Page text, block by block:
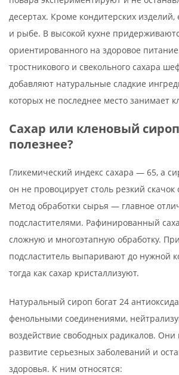
десертах. Кроме кондитерских изделий,
и рыбе. В высокой кухне
ориентированного на здоровое
тростникового и свекольного сахара
добавляют натуральные сладкие
которых не последнее место занимает
Сахар или кленовый
полезнее?
Гликемический индекс сахара — 65, а
он не провоцирует столь резкий скачок
Метод обработки сырья — главное
подсластителями. Рафинированный
сложную и многоэтапную обработку.
подсластитель выпаривают до нужной
тогда как сахар кристаллизуют.
Натуральный сироп богат 24
фенольными соединениями,
воздействие свободных радикалов.
развитие серьезных заболеваний и
здоровья. К ним относятся: